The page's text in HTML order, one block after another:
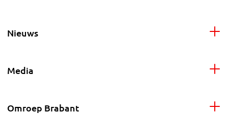
Nieuws
Media
Omroep Brabant